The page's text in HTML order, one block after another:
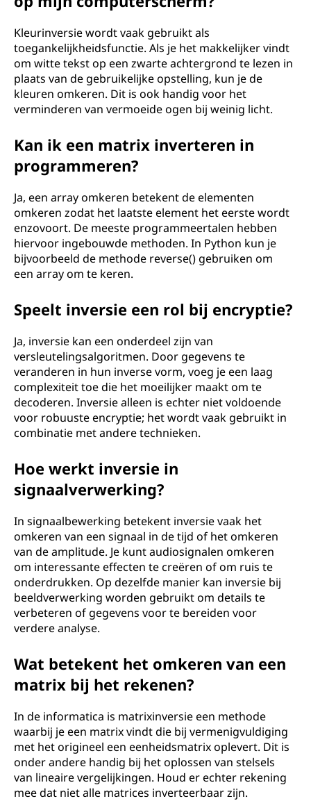
Kleurinversie wordt vaak gebruikt als
toegankelijkheidsfunctie. Als je het makkelijker vindt
om witte tekst op een zwarte achtergrond te lezen in
plaats van de gebruikelijke opstelling, kun je de
kleuren omkeren. Dit is ook handig voor het
verminderen van vermoeide ogen bij weinig licht.
Kan ik een matrix inverteren in
programmeren?
Ja, een array omkeren betekent de elementen
omkeren zodat het laatste element het eerste wordt
enzovoort. De meeste programmeertalen hebben
hiervoor ingebouwde methoden. In Python kun je
bijvoorbeeld de methode reverse() gebruiken om
een array om te keren.
Speelt inversie een rol bij encryptie?
Ja, inversie kan een onderdeel zijn van
versleutelingsalgoritmen. Door gegevens te
veranderen in hun inverse vorm, voeg je een laag
complexiteit toe die het moeilijker maakt om te
decoderen. Inversie alleen is echter niet voldoende
voor robuuste encryptie; het wordt vaak gebruikt in
combinatie met andere technieken.
Hoe werkt inversie in
signaalverwerking?
In signaalbewerking betekent inversie vaak het
omkeren van een signaal in de tijd of het omkeren
van de amplitude. Je kunt audiosignalen omkeren
om interessante effecten te creëren of om ruis te
onderdrukken. Op dezelfde manier kan inversie bij
beeldverwerking worden gebruikt om details te
verbeteren of gegevens voor te bereiden voor
verdere analyse.
Wat betekent het omkeren van een
matrix bij het rekenen?
In de informatica is matrixinversie een methode
waarbij je een matrix vindt die bij vermenigvuldiging
met het origineel een eenheidsmatrix oplevert. Dit is
onder andere handig bij het oplossen van stelsels
van lineaire vergelijkingen. Houd er echter rekening
mee dat niet alle matrices inverteerbaar zijn.